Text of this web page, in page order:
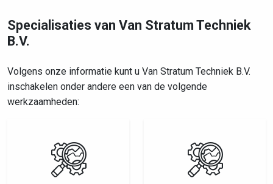
Specialisaties van Van Stratum Techniek
B.V.
Volgens onze informatie kunt u Van Stratum Techniek B.V.
inschakelen onder andere een van de volgende
werkzaamheden: